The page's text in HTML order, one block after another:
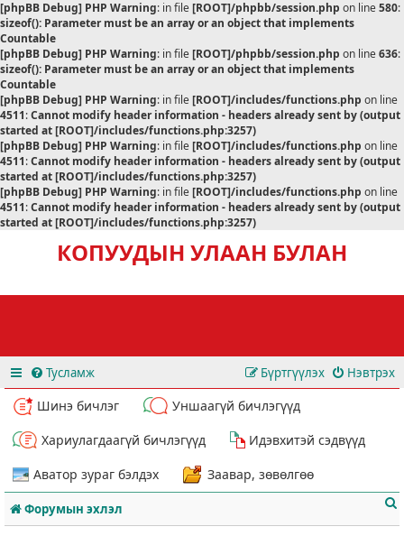
[phpBB Debug] PHP Warning: in file[ROOT]/phpbb/session.php on line580:
sizeof(): Parameter must be an array or an object that implements
Countable
[phpBB Debug] PHP Warning: in file[ROOT]/phpbb/session.php on line636:
sizeof(): Parameter must be an array or an object that implements
Countable
[phpBB Debug] PHP Warning: in file[ROOT]/includes/functions.php on line
4511:Cannot modify header information - headers already sent by (output
started at [ROOT]/includes/functions.php:3257)
[phpBB Debug] PHP Warning: in file[ROOT]/includes/functions.php on line
4511:Cannot modify header information - headers already sent by (output
started at [ROOT]/includes/functions.php:3257)
[phpBB Debug] PHP Warning: in file[ROOT]/includes/functions.php on line
4511:Cannot modify header information - headers already sent by (output
started at [ROOT]/includes/functions.php:3257)
КОПУУДЫН УЛААН БУЛАН
Тусламж Нэвтрэх
Бүртгүүлэх
Шинэ бичлэг
Уншаагүй бичлэгүүд
Хариулагдаагүй бичлэгүүд
Идэвхитэй сэдвүүд
Аватор зураг бэлдэх
Заавар, зөвөлгөө
Форумын эхлэл